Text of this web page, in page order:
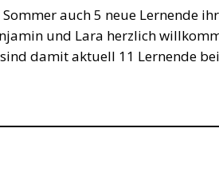
auch 5 neue Lernende
und Lara herzlich
damit aktuell 11 Lernende